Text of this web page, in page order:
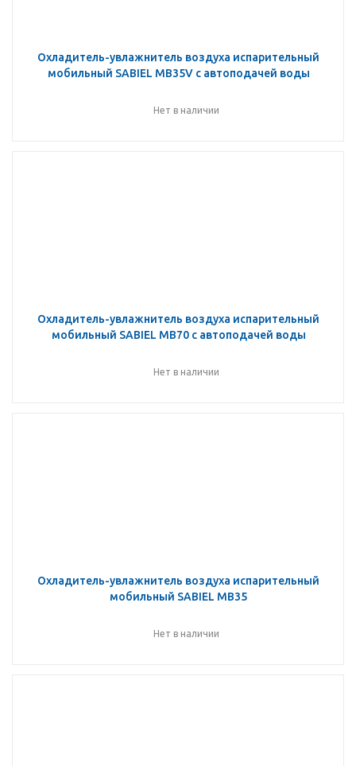
Охладитель-увлажнитель воздуха испарительный
мобильный SABIEL MB35V с автоподачей воды
Нет в наличии
Охладитель-увлажнитель воздуха испарительный
мобильный SABIEL MB70 с автоподачей воды
Нет в наличии
Охладитель-увлажнитель воздуха испарительный
мобильный SABIEL MB35
Нет в наличии